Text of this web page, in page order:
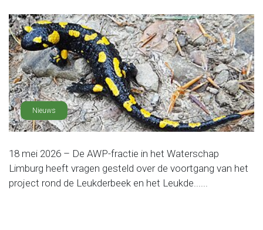
Nieuws
18 mei 2026 – De AWP-fractie in het Waterschap
Limburg heeft vragen gesteld over de voortgang van het
project rond de Leukderbeek en het Leukde......